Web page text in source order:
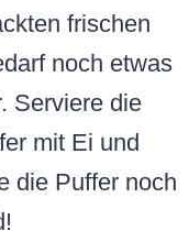
frischen
noch etwas
Serviere die
mit Ei und
die Puffer noch